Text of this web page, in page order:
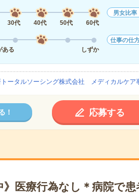
30代 40代 50代 60代
男女比率
ある
しずか
仕事の仕
トータルソーシング株式会社 メディカルケア
！ 応募する
》医療行為なし＊病院で